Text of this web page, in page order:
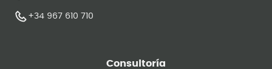
+34 967 610 710
Consultoría